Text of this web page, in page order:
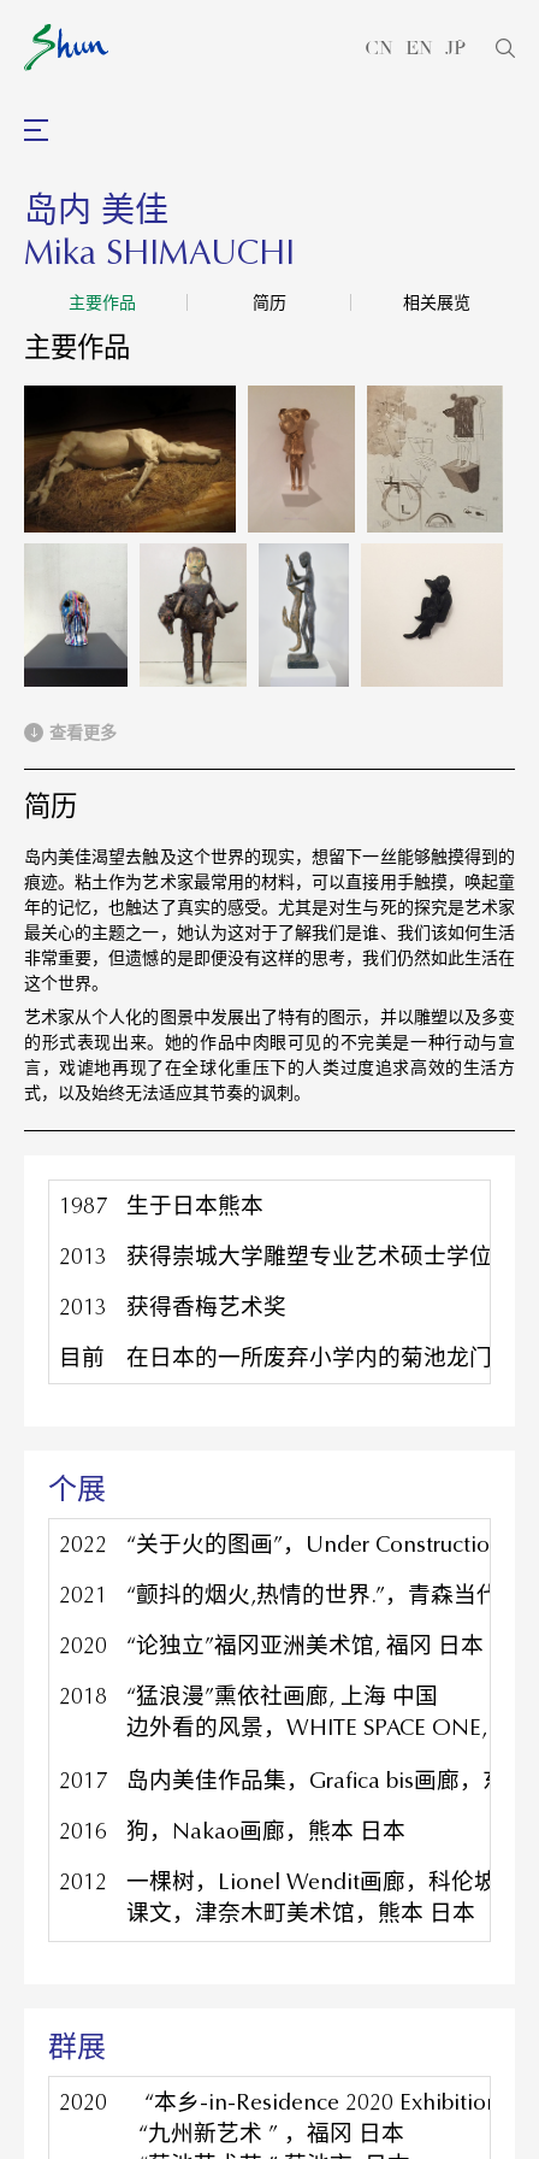
CN EN JP
岛内 美佳
Mika SHIMAUCHI
主要作品 简历 相关展览
主要作品
查看更多
简历
岛内美佳渴望去触及这个世界的现实，想留下一丝能够触摸得到的
痕迹。粘土作为艺术家最常用的材料，可以直接用手触摸，唤起童
年的记忆，也触达了真实的感受。尤其是对生与死的探究是艺术家
最关心的主题之一，她认为这对于了解我们是谁、我们该如何生活
非常重要，但遗憾的是即便没有这样的思考，我们仍然如此生活在
这个世界。
艺术家从个人化的图景中发展出了特有的图示，并以雕塑以及多变
的形式表现出来。她的作品中肉眼可见的不完美是一种行动与宣
言，戏谑地再现了在全球化重压下的人类过度追求高效的生活方
式，以及始终无法适应其节奏的讽刺。
1987
生于日本熊本
2013
获得崇城大学雕塑专业艺术硕士学位
2013
获得香梅艺术奖
目前
在日本的一所废弃小学内的菊池龙门艺
个展
2022
“关于火的图画”，Under Construction
2021
“颤抖的烟火,热情的世界.”，青森当代艺
2020
“论独立”福冈亚洲美术馆, 福冈 日本
2018
“猛浪漫”熏依社画廊, 上海 中国
边外看的风景，WHITE SPACE ONE, 福
2017
岛内美佳作品集，Grafica bis画廊，东京
2016
狗，Nakao画廊，熊本 日本
2012
一棵树，Lionel Wendit画廊，科伦坡 斯
课文，津奈木町美术馆，熊本 日本
群展
2020
“本乡-in-Residence 2020 Exhibition ”
“九州新艺术 ” ，福冈 日本